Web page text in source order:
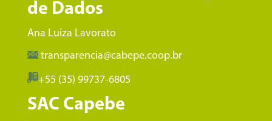
de Dados
Ana Luiza Lavorato
transparencia@cabepe.coop.br
+55 (35) 99737-6805
SAC Capebe